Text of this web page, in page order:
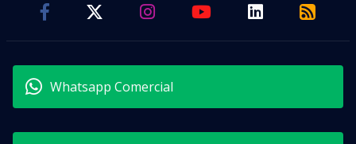
Whatsapp Comercial